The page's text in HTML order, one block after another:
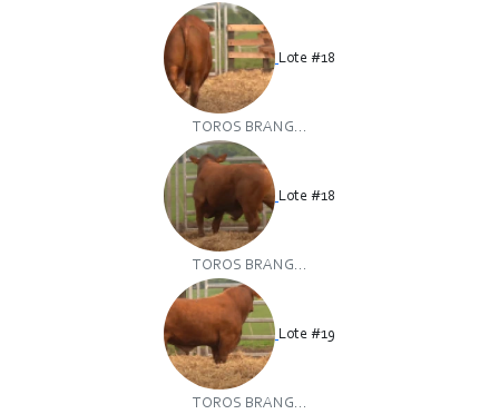
Lote #18
TOROS BRANG...
Lote #18
TOROS BRANG...
Lote #19
TOROS BRANG...